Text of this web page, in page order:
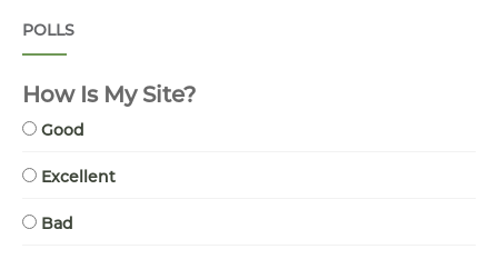
POLLS
How Is My Site?
Good
Excellent
Bad